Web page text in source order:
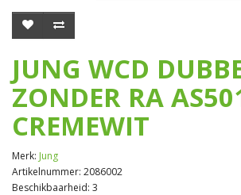
JUNG WCD
ZONDER RA
CREMEWIT
Merk: Jung
Artikelnummer: 2086002
Beschikbaarheid: 3